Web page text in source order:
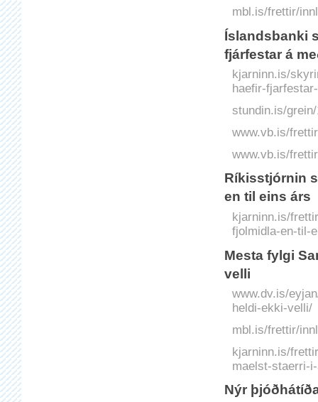
mbl.is/frettir/
Íslandsbanki
fjárfestar á
kjarninn.is/
haefir-
stundin.is/
www.vb.is/
www.vb.is/
Ríkisstjórnin
en til eins árs
kjarninn.is/
fjolmidla-en-til-
Mesta fylgi
velli
www.dv.is/
heldi-ekki-velli/
mbl.is/frettir/
kjarninn.is/
maelst-staerri-
Nýr